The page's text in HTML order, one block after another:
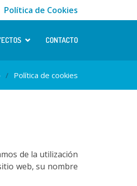
Política de Cookies
CONTACTO
Política de cookies
de la utilización
web, su nombre